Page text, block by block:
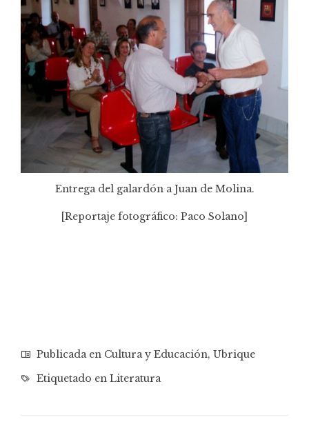
Entrega del galardón a Juan de Molina.
[Reportaje fotográfico: Paco Solano]
Publicada en Cultura y Educación, Ubrique
Etiquetado en Literatura